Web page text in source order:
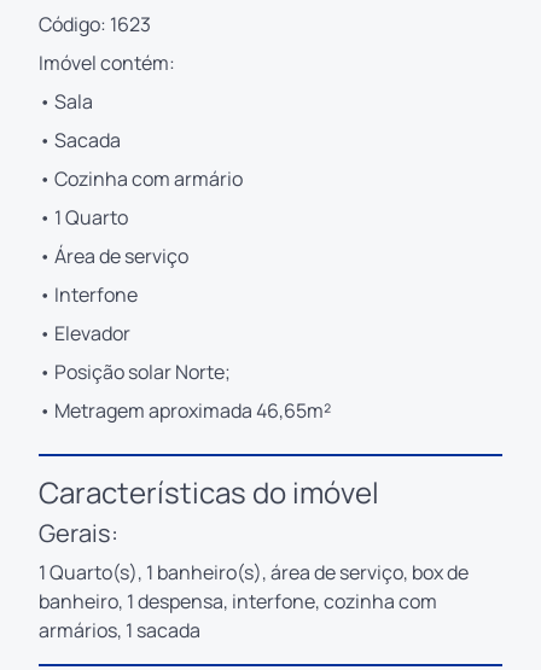
Código: 1623
Imóvel contém:
• Sala
• Sacada
• Cozinha com armário
• 1 Quarto
• Área de serviço
• Interfone
• Elevador
• Posição solar Norte;
• Metragem aproximada 46,65m²
Características do imóvel
Gerais:
1 Quarto(s), 1 banheiro(s), área de serviço, box de
banheiro, 1 despensa, interfone, cozinha com
armários, 1 sacada